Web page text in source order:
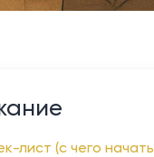
лист (с чего